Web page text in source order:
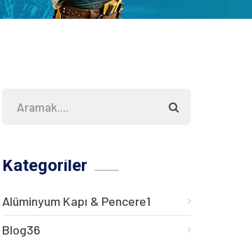
Kategoriler
Alüminyum Kapı & Pencere1
Blog36